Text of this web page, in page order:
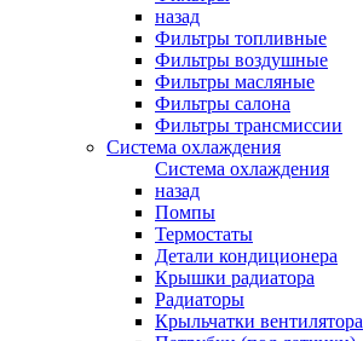
назад
Фильтры топливные
Фильтры воздушные
Фильтры масляные
Фильтры салона
Фильтры трансмиссии
Система охлаждения
Система охлаждения
назад
Помпы
Термостаты
Детали кондиционера
Крышки радиатора
Радиаторы
Крыльчатки вентилятора